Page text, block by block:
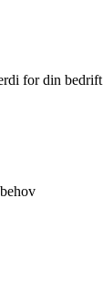
for din bedrift